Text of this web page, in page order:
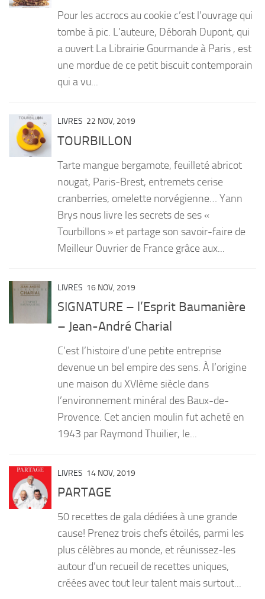
Pour les accrocs au cookie c’est l’ouvrage qui
tombe à pic. L’auteure, Déborah Dupont, qui
a ouvert La Librairie Gourmande à Paris , est
une mordue de ce petit biscuit contemporain
qui a vu...
LIVRES 22 NOV, 2019
TOURBILLON
Tarte mangue bergamote, feuilleté abricot
nougat, Paris-Brest, entremets cerise
cranberries, omelette norvégienne… Yann
Brys nous livre les secrets de ses «
Tourbillons » et partage son savoir-faire de
Meilleur Ouvrier de France grâce aux...
LIVRES 16 NOV, 2019
SIGNATURE – l’Esprit Baumanière
– Jean-André Charial
C’est l’histoire d’une petite entreprise
devenue un bel empire des sens. À l’origine
une maison du XVIème siècle dans
l’environnement minéral des Baux-de-
Provence. Cet ancien moulin fut acheté en
1943 par Raymond Thuilier, le...
LIVRES 14 NOV, 2019
PARTAGE
50 recettes de gala dédiées à une grande
cause! Prenez trois chefs étoilés, parmi les
plus célèbres au monde, et réunissez-les
autour d’un recueil de recettes uniques,
créées avec tout leur talent mais surtout...